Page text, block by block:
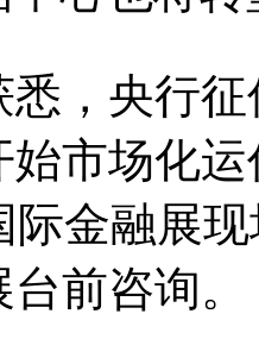
悉，央行
市场化
际金融展
前咨询。